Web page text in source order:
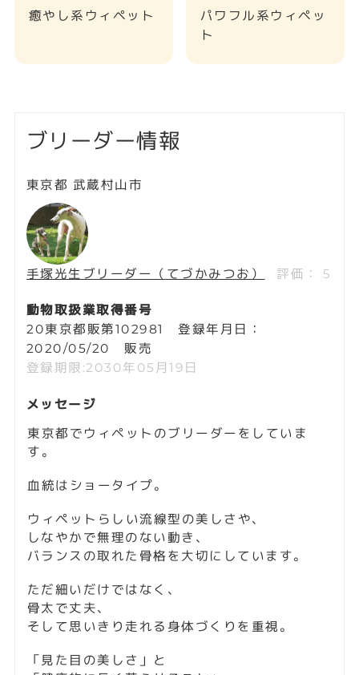
癒やし系ウィペット パワフル系ウィペッ
ト
ブリーダー情報
東京都 武蔵村山市
手塚光生ブリーダー（てづかみつお） 評価： 5
動物取扱業取得番号
20東京都販第102981 登録年月日：
2020/05/20 販売
登録期限:2030年05月19日
メッセージ